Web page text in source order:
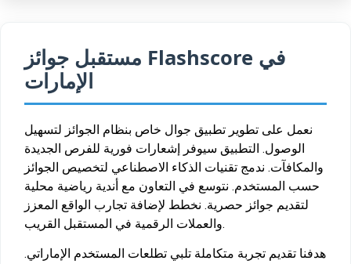
مستقبل جوائز Flashscore في
الإمارات
نعمل على تطوير تطبيق جوال خاص بنظام الجوائز لتسهيل
الوصول. التطبيق سيوفر إشعارات فورية للفرص الجديدة
والمكافآت. ندمج تقنيات الذكاء الاصطناعي لتخصيص الجوائز
حسب المستخدم. نتوسع في التعاون مع أندية رياضية محلية
لتقديم جوائز حصرية. نخطط لإضافة تجارب الواقع المعزز
والعملات الرقمية في المستقبل القريب.
هدفنا تقديم تجربة متكاملة تلبي تطلعات المستخدم الإماراتي.